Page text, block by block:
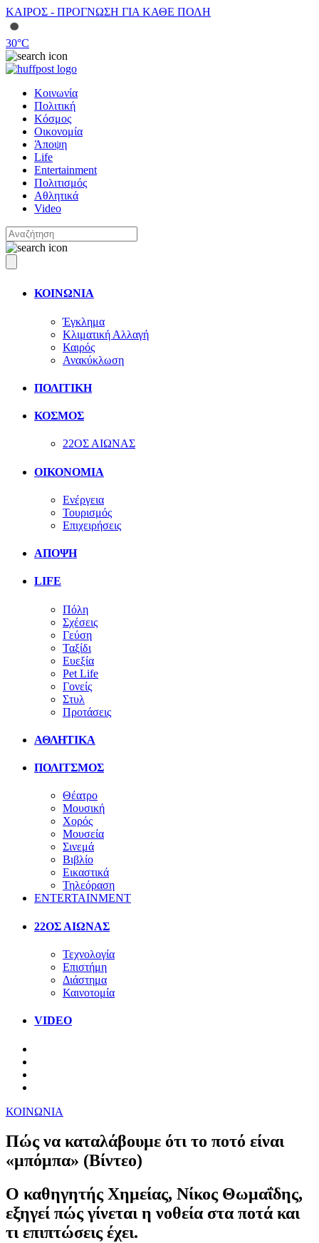
ΚΑΙΡΟΣ - ΠΡΟΓΝΩΣΗ ΓΙΑ ΚΑΘΕ ΠΟΛΗ
30°C
Κοινωνία
Πολιτική
Κόσμος
Οικονομία
Άποψη
Life
Entertainment
Πολιτισμός
Αθλητικά
Video
ΚΟΙΝΩΝΙΑ
Έγκλημα
Κλιματική Αλλαγή
Καιρός
Ανακύκλωση
ΠΟΛΙΤΙΚΗ
ΚΟΣΜΟΣ
22ΟΣ ΑΙΩΝΑΣ
ΟΙΚΟΝΟΜΙΑ
Ενέργεια
Τουρισμός
Επιχειρήσεις
ΑΠΟΨΗ
LIFE
Πόλη
Σχέσεις
Γεύση
Ταξίδι
Ευεξία
Pet Life
Γονείς
Στυλ
Προτάσεις
ΑΘΛΗΤΙΚΑ
ΠΟΛΙΤΣΜΟΣ
Θέατρο
Μουσική
Χορός
Μουσεία
Σινεμά
Βιβλίο
Εικαστικά
Τηλεόραση
ENTERTAINMENT
22ΟΣ ΑΙΩΝΑΣ
Τεχνολογία
Επιστήμη
Διάστημα
Καινοτομία
VIDEO
ΚΟΙΝΩΝΙΑ
Πώς να καταλάβουμε ότι το ποτό είναι
«μπόμπα» (Βίντεο)
Ο καθηγητής Χημείας, Νίκος Θωμαΐδης,
εξηγεί πώς γίνεται η νοθεία στα ποτά και
τι επιπτώσεις έχει.